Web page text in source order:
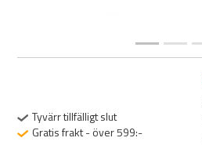
Tyvärr tillfälligt slut
Gratis frakt - över 599:-